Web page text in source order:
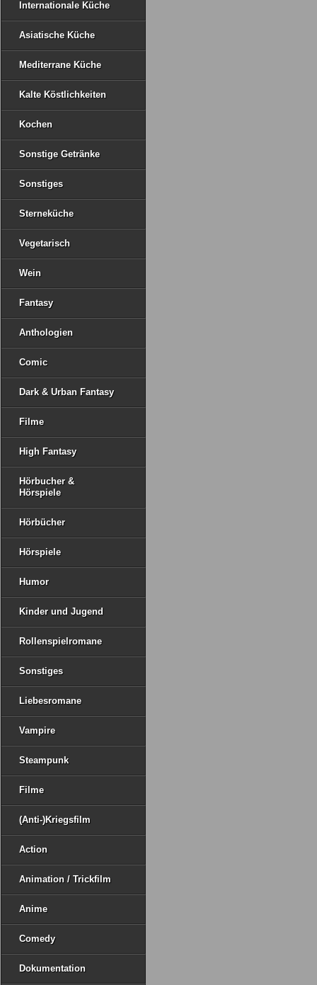
Internationale Küche
Asiatische Küche
Mediterrane Küche
Kalte Köstlichkeiten
Kochen
Sonstige Getränke
Sonstiges
Sterneküche
Vegetarisch
Wein
Fantasy
Anthologien
Comic
Dark & Urban Fantasy
Filme
High Fantasy
Hörbucher &
Hörspiele
Hörbücher
Hörspiele
Humor
Kinder und Jugend
Rollenspielromane
Sonstiges
Liebesromane
Vampire
Steampunk
Filme
(Anti-)Kriegsfilm
Action
Animation / Trickfilm
Anime
Comedy
Dokumentation